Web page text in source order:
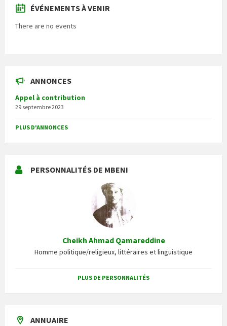
ÉVÉNEMENTS À VENIR
There are no events
ANNONCES
Appel à contribution
29 septembre 2023
PLUS D'ANNONCES
PERSONNALITÉS DE MBENI
Cheikh Ahmad Qamareddine
Homme politique/religieux, littéraires et linguistique
PLUS DE PERSONNALITÉS
ANNUAIRE